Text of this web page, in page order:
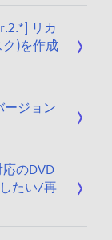
リカ
)を作成
ージョン
のDVD
たい/再